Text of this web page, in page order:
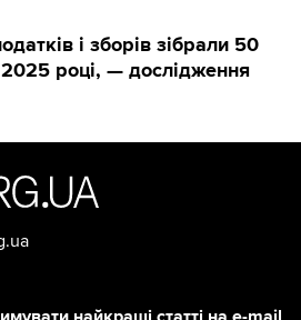
і зборів зібрали 50
2025 році, — дослідження